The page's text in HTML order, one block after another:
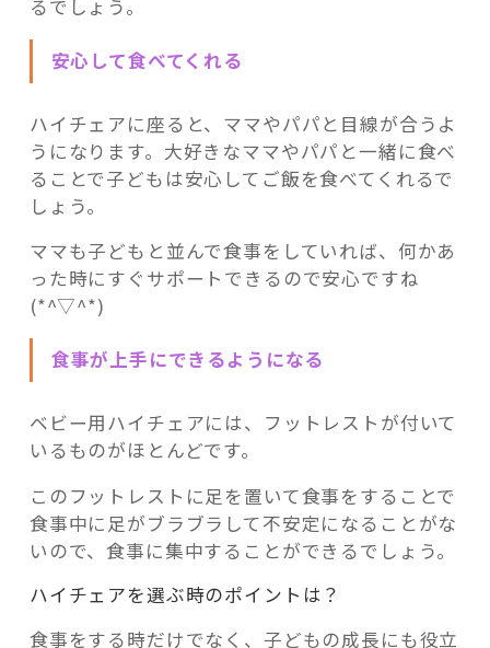
るでしょう。
安心して食べてくれる
ハイチェアに座ると、ママやパパと目線が合うよ
うになります。大好きなママやパパと一緒に食べ
ることで子どもは安心してご飯を食べてくれるで
しょう。
ママも子どもと並んで食事をしていれば、何かあ
った時にすぐサポートできるので安心ですね
(*^▽^*)
食事が上手にできるようになる
ベビー用ハイチェアには、フットレストが付いて
いるものがほとんどです。
このフットレストに足を置いて食事をすることで
食事中に足がブラブラして不安定になることがな
いので、食事に集中することができるでしょう。
ハイチェアを選ぶ時のポイントは？
食事をする時だけでなく、子どもの成長にも役立